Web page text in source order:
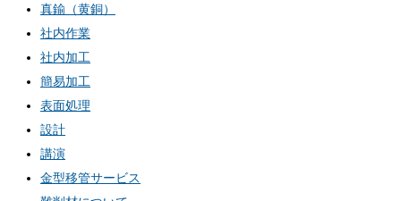
真鍮（黄銅）
社内作業
社内加工
簡易加工
表面処理
設計
講演
金型移管サービス